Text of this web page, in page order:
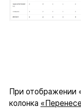
При отображении
колонка